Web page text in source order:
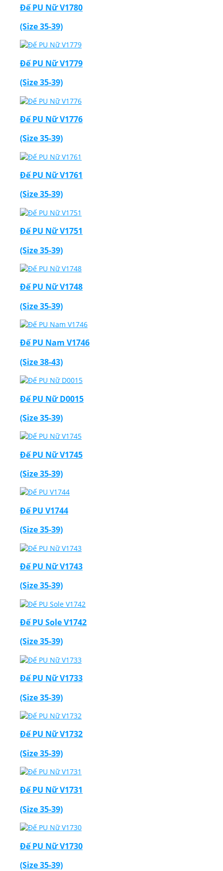
Đế PU Nữ V1780
(Size 35-39)
Đế PU Nữ V1779
(Size 35-39)
Đế PU Nữ V1776
(Size 35-39)
Đế PU Nữ V1761
(Size 35-39)
Đế PU Nữ V1751
(Size 35-39)
Đế PU Nữ V1748
(Size 35-39)
Đế PU Nam V1746
(Size 38-43)
Đế PU Nữ D0015
(Size 35-39)
Đế PU Nữ V1745
(Size 35-39)
Đế PU V1744
(Size 35-39)
Đế PU Nữ V1743
(Size 35-39)
Đế PU Sole V1742
(Size 35-39)
Đế PU Nữ V1733
(Size 35-39)
Đế PU Nữ V1732
(Size 35-39)
Đế PU Nữ V1731
(Size 35-39)
Đế PU Nữ V1730
(Size 35-39)